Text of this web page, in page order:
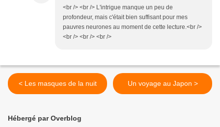
<br /> <br /> L'intrigue manque un peu de
profondeur, mais c'était bien suffisant pour mes
pauvres neurones au moment de cette lecture.<br />
<br /> <br /> <br />
< Les masques de la nuit Un voyage au Japon >
Hébergé par Overblog